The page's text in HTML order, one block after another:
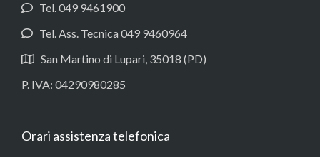
Tel. 049 9461900
Tel. Ass. Tecnica 049 9460964
San Martino di Lupari, 35018 (PD)
P. IVA: 04290980285
Orari assistenza telefonica